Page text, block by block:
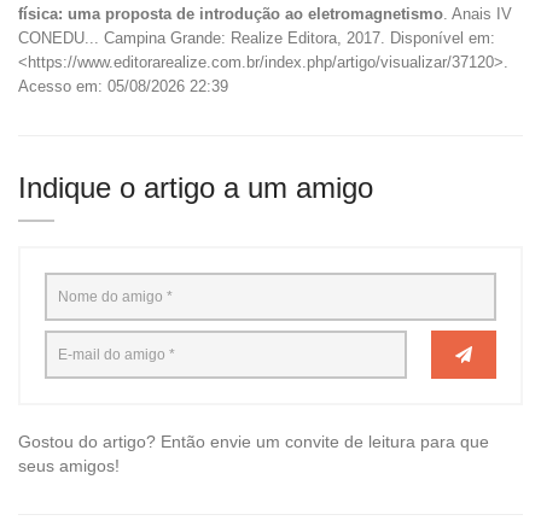
física: uma proposta de introdução ao eletromagnetismo . Anais IV
CONEDU... Campina Grande: Realize Editora, 2017. Disponível em:
<https://www.editorarealize.com.br/index.php/artigo/visualizar/37120>.
Acesso em: 05/08/2026 22:39
Indique o artigo a um amigo
Gostou do artigo? Então envie um convite de leitura para que
seus amigos!